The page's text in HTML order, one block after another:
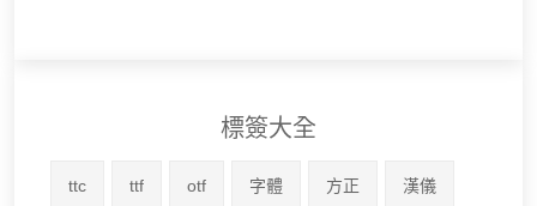
標簽大全
ttc ttf otf 字體 方正 漢儀